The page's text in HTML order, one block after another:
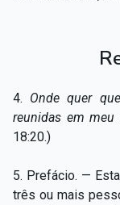
4. Onde quer
reunidas em meu
18:20.)
5. Prefácio. —
três ou mais